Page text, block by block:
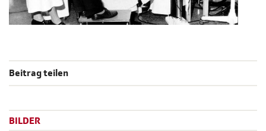
Beitrag teilen
BILDER